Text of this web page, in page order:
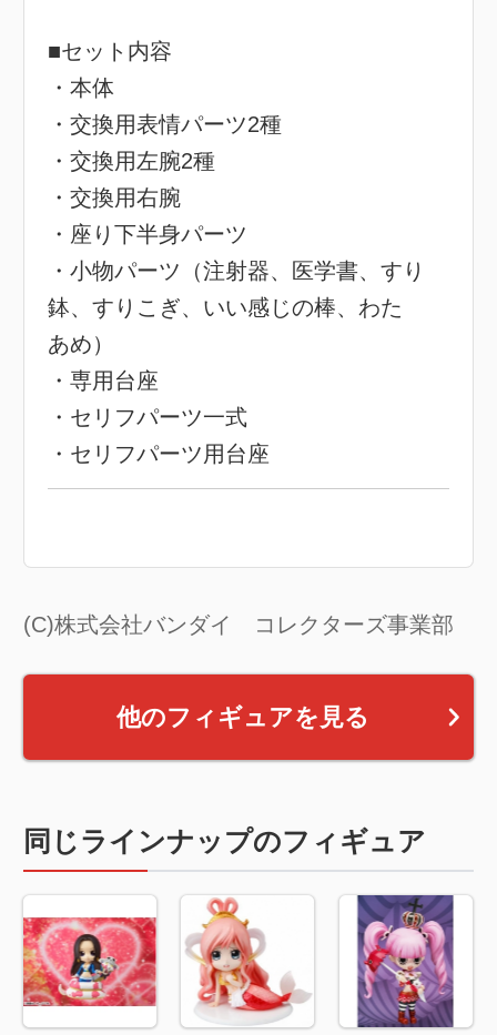
■セット内容
・本体
・交換用表情パーツ2種
・交換用左腕2種
・交換用右腕
・座り下半身パーツ
・小物パーツ（注射器、医学書、すり
鉢、すりこぎ、いい感じの棒、わた
あめ）
・専用台座
・セリフパーツ一式
・セリフパーツ用台座
(C)株式会社バンダイ コレクターズ事業部
他のフィギュアを見る
同じラインナップのフィギュア